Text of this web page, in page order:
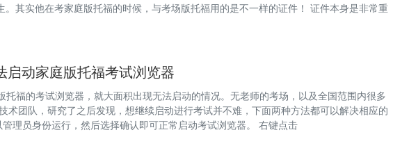
其实他在考家庭版托福的时候，与考场版托福用的是不一样的证件！ 证件本身是非常重
启动家庭版托福考试浏览器
福的考试浏览器，就大面积出现无法启动的情况。无老师的考场，以及全国范围内很多
术团队，研究了之后发现，想继续启动进行考试并不难，下面两种方法都可以解决相应的
理员身份运行，然后选择确认即可正常启动考试浏览器。 右键点击